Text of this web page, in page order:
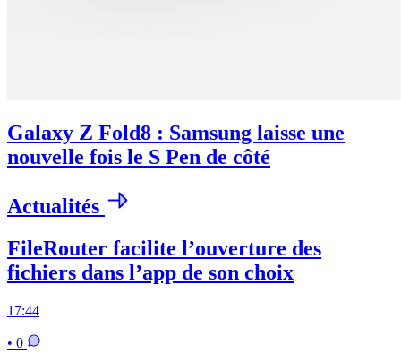
Galaxy Z Fold8 : Samsung laisse une
nouvelle fois le S Pen de côté
Actualités
FileRouter facilite l’ouverture des
fichiers dans l’app de son choix
17:44
• 0